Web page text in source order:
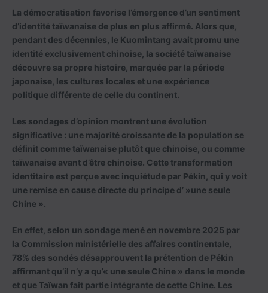
La démocratisation favorise l’émergence d’un sentiment
d’identité taïwanaise de plus en plus affirmé. Alors que,
pendant des décennies, le Kuomintang avait promu une
identité exclusivement chinoise, la société taïwanaise
découvre sa propre histoire, marquée par la période
japonaise, les cultures locales et une expérience
politique différente de celle du continent.
Les sondages d’opinion montrent une évolution
significative : une majorité croissante de la population se
définit comme taïwanaise plutôt que chinoise, ou comme
taïwanaise avant d’être chinoise. Cette transformation
identitaire est perçue avec inquiétude par Pékin, qui y voit
une remise en cause directe du principe d’ »une seule
Chine ».
En effet, selon un sondage mené en novembre 2025 par
la Commission ministérielle des affaires continentale,
78% des sondés désapprouvent la prétention de Pékin
affirmant qu’il n’y a qu’« une seule Chine » dans le monde
et que Taïwan fait partie intégrante de cette Chine. Les